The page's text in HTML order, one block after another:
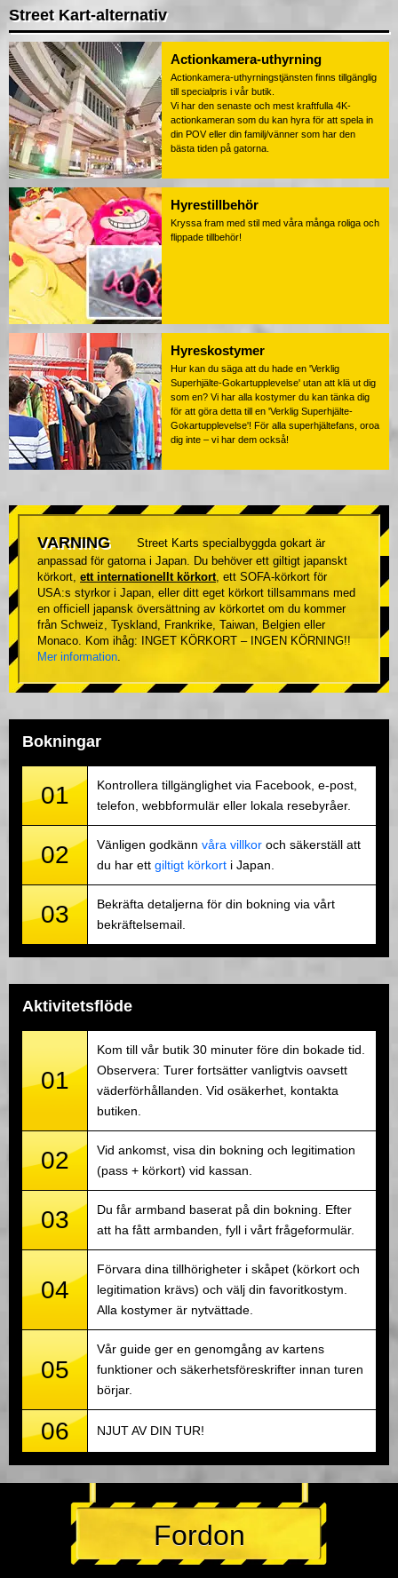
Street Kart-alternativ
Actionkamera-uthyrning
Actionkamera-uthyrningstjänsten finns tillgänglig
till specialpris i vår butik.
Vi har den senaste och mest kraftfulla 4K-
actionkameran som du kan hyra för att spela in
din POV eller din familj/vänner som har den
bästa tiden på gatorna.
Hyrestillbehör
Kryssa fram med stil med våra många roliga och
flippade tillbehör!
Hyreskostymer
Hur kan du säga att du hade en 'Verklig
Superhjälte-Gokartupplevelse' utan att klä ut dig
som en? Vi har alla kostymer du kan tänka dig
för att göra detta till en 'Verklig Superhjälte-
Gokartupplevelse'! För alla superhjältefans, oroa
dig inte – vi har dem också!
VARNING
Street Karts specialbyggda gokart är
anpassad för gatorna i Japan. Du behöver ett giltigt japanskt
körkort, ett internationellt körkort, ett SOFA-körkort för
USA:s styrkor i Japan, eller ditt eget körkort tillsammans med
en officiell japansk översättning av körkortet om du kommer
från Schweiz, Tyskland, Frankrike, Taiwan, Belgien eller
Monaco. Kom ihåg: INGET KÖRKORT – INGEN KÖRNING!!
Mer information.
Bokningar
01
Kontrollera tillgänglighet via Facebook, e-post,
telefon, webbformulär eller lokala resebyråer.
02 Vänligen godkänn våra villkor och säkerställ att
du har ett giltigt körkort i Japan.
03
Bekräfta detaljerna för din bokning via vårt
bekräftelsemail.
Aktivitetsflöde
01
Kom till vår butik 30 minuter före din bokade tid.
Observera: Turer fortsätter vanligtvis oavsett
väderförhållanden. Vid osäkerhet, kontakta
butiken.
02
Vid ankomst, visa din bokning och legitimation
(pass + körkort) vid kassan.
03
Du får armband baserat på din bokning. Efter
att ha fått armbanden, fyll i vårt frågeformulär.
04
Förvara dina tillhörigheter i skåpet (körkort och
legitimation krävs) och välj din favoritkostym.
Alla kostymer är nytvättade.
05
Vår guide ger en genomgång av kartens
funktioner och säkerhetsföreskrifter innan turen
börjar.
06 NJUT AV DIN TUR!
Fordon